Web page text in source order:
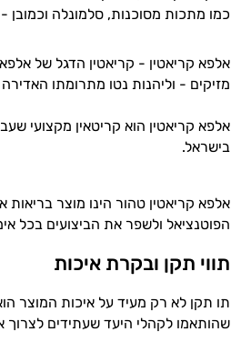
כמו מתכות מסוכנות, סלמונלה וכמובן -
אלפא קריאטין - קריאטין הדגל של
מזיקים - וליהנות נטו מתרומתו
אלפא קריאטין הוא קריטאין מקצועי
בישראל.
אלפא קריאטין טהור הינו מוצר בריאות
הפוטנציאל ולשפר את הביצועים בכל
תווי תקן ובקרת איכות
תו תקן לא רק מעיד על איכות המוצר
שהותאמו לקהלי היעד שעתידים לצרוך